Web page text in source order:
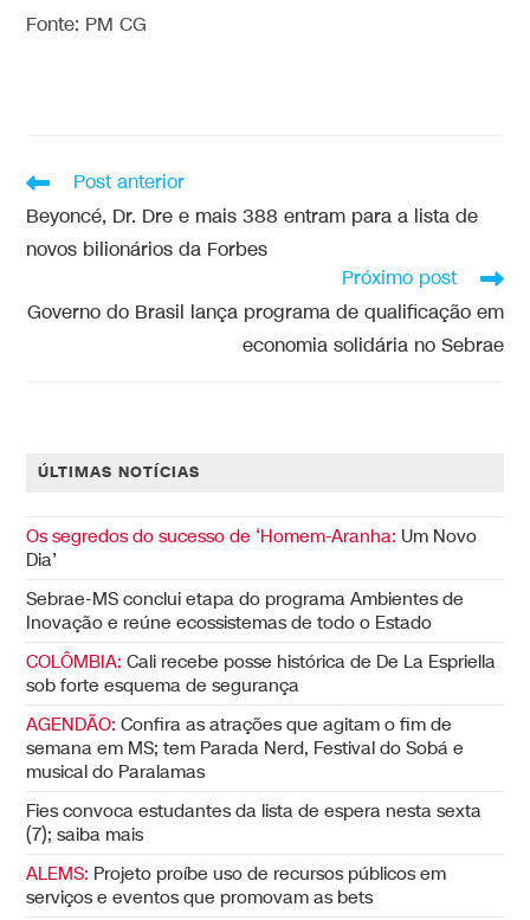
Fonte: PM CG
Post anterior
Beyoncé, Dr. Dre e mais 388 entram para a lista de
novos bilionários da Forbes
Próximo post
Governo do Brasil lança programa de qualificação em
economia solidária no Sebrae
ÚLTIMAS NOTÍCIAS
Os segredos do sucesso de ‘Homem-Aranha: Um Novo
Dia’
Sebrae-MS conclui etapa do programa Ambientes de
Inovação e reúne ecossistemas de todo o Estado
COLÔMBIA: Cali recebe posse histórica de De La Espriella
sob forte esquema de segurança
AGENDÃO: Confira as atrações que agitam o fim de
semana em MS; tem Parada Nerd, Festival do Sobá e
musical do Paralamas
Fies convoca estudantes da lista de espera nesta sexta
(7); saiba mais
ALEMS: Projeto proíbe uso de recursos públicos em
serviços e eventos que promovam as bets